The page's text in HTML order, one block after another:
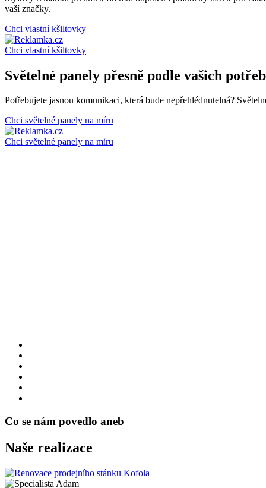
vaší značky.
Chci vlastní kšiltovky
Chci vlastní kšiltovky
Světelné panely přesně podle vašich potřeb
Potřebujete jasnou komunikaci, která bude nepřehlédnutelná?
Chci světelné panely na míru
Chci světelné panely na míru
Co se nám povedlo aneb
Naše realizace